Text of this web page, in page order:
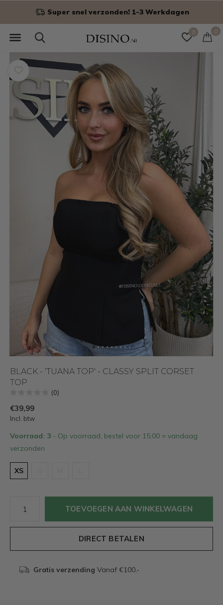
0 0
Super snel verzonden! 1-3 Werkdagen
BLACK - 'TUANA TOP' - CLASSY SPLIT CORSET
TOP
(0)
€39,99
Incl. btw
Voorraad: 3 - Op voorraad, bestel voor 15:00 = vandaag
verzonden
XS
TOEVOEGEN AAN WINKELWAGEN
DIRECT BETALEN
Gratis verzending Vanaf €100,-